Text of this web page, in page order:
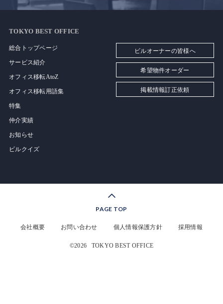
TOKYO BEST OFFICE
総合トップページ
サービス紹介
オフィス移転AtoZ
オフィス移転用語集
特集
仲介実績
お知らせ
ビルクイズ
ビルオーナーの皆様へ
希望物件オーダー
掲載情報訂正依頼
PAGE TOP
会社概要 お問い合わせ 個人情報保護方針 採用情報
©2026 TOKYO BEST OFFICE